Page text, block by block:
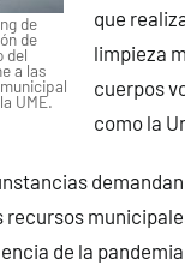
de
de
del
a las
UME.
que
limpieza
cuerpos
como la
de la